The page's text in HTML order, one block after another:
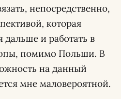
непосредственно,
которая
дальше и работать в
помимо Польши. В
на данный
мне маловероятной.